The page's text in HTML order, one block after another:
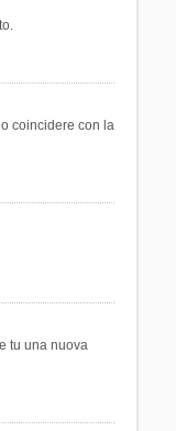
coincidere con la
tu una nuova